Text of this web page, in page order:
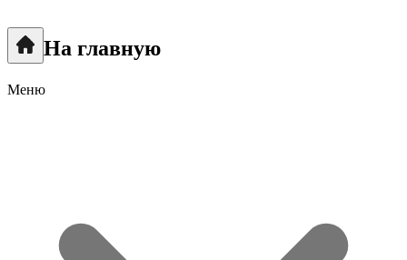
На главную
Меню